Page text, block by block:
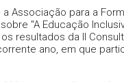
Associação para a
"A Educação
resultados da II
ano, em que